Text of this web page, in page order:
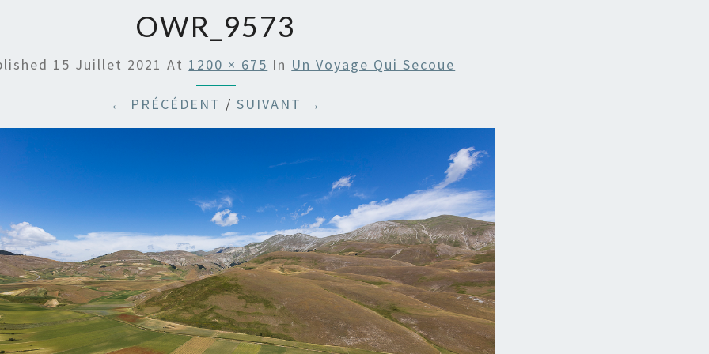
OWR_9573
15 Juillet 2021 At 1200 × 675 In Un Voyage Qui Secoue
← PRÉCÉDENT / SUIVANT →